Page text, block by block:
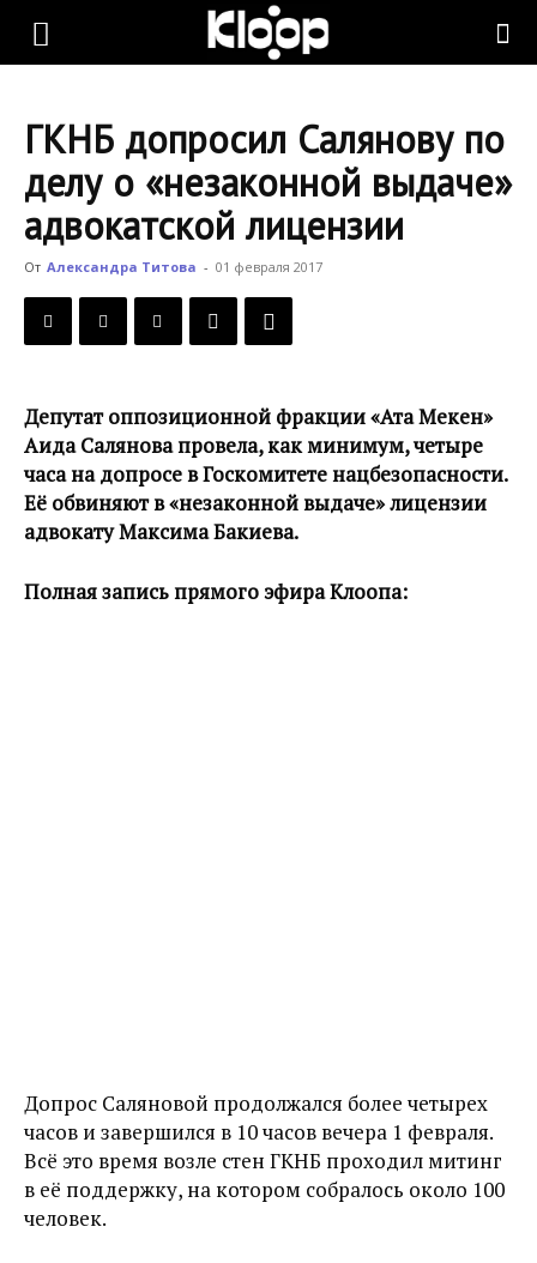
KLOOP.KG
Новости
Кыргызстана
ГКНБ допросил Салянову по
делу о «незаконной выдаче»
адвокатской лицензии
От Александра Титова - 01 февраля 2017
Депутат оппозиционной фракции «Ата Мекен»
Аида Салянова провела, как минимум, четыре
часа на допросе в Госкомитете нацбезопасности.
Её обвиняют в «незаконной выдаче» лицензии
адвокату Максима Бакиева.
Полная запись прямого эфира Клоопа:
Допрос Саляновой продолжался более четырех
часов и завершился в 10 часов вечера 1 февраля.
Всё это время возле стен ГКНБ проходил митинг
в её поддержку, на котором собралось около 100
человек.